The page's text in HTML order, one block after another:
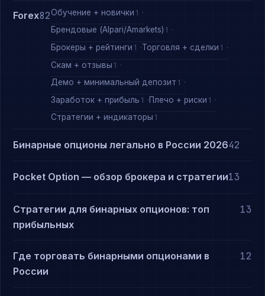
Forex82Обучение + новички 1
Брендовые (Alpari/Amarkets) 1
Брокеры + рейтинги 1 Торговля + сделки 1
Скам + отзывы 1
Демо + минимальный депозит 1
Заработок + прибыль 1 Плечо + риски 1
Стратегии + индикаторы 1
Бинарные опционы легально в России 202642
Pocket Option — обзор брокера и стратегии13
Стратегии для бинарных опционов: топ
прибыльных
13
Где торговать бинарными опционами в
России
12